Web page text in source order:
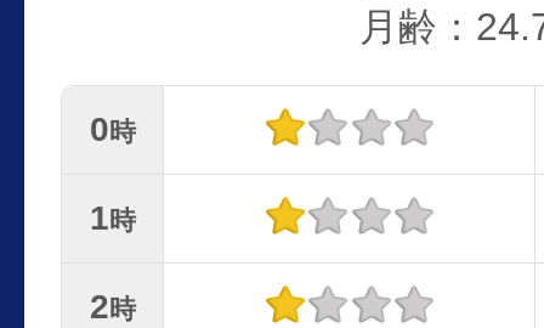
月齢：
0時
1時
2時